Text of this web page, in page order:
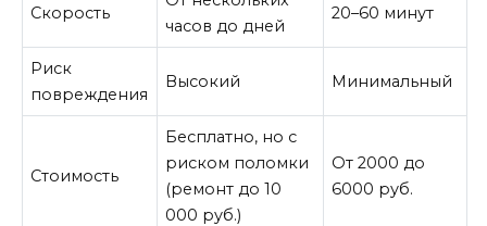
Скорость
часов до дней
20–60 минут
Риск
повреждения
Высокий Минимальный
Стоимость
Бесплатно, но с
риском поломки
(ремонт до 10
000 руб.)
От 2000 до
6000 руб.